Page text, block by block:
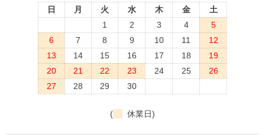
日
月 火 水 木 金
土
1
2 3 4
5
6
7 8 9 10 11
12
13
14 15 16 17 18
19
20
21 22 23 24 25
26
27
28 29 30
( 休業日)